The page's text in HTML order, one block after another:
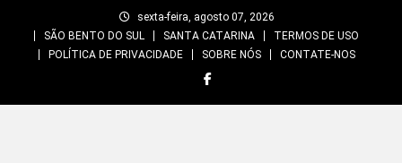
sexta-feira, agosto 07, 2026
SÃO BENTO DO SUL
SANTA CATARINA
TERMOS DE USO
POLÍTICA DE PRIVACIDADE
SOBRE NÓS CONTATE-NOS